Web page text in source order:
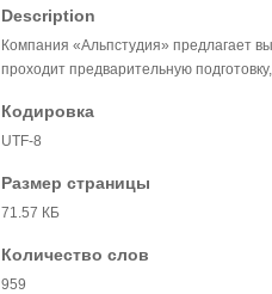
Description
Компания «Альпстудия» предлагает
проходит предварительную подготовку,
Кодировка
UTF-8
Размер страницы
71.57 КБ
Количество слов
959